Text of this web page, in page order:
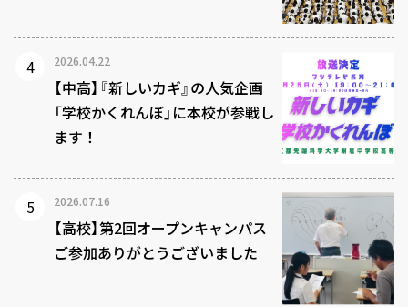
2026.04.22
【中高】『新しいカギ』の人気企画
「学校かくれんぼ」に本校が参戦し
ます！
2026.07.16
【高校】第2回オープンキャンパス
ご参加ありがとうございました